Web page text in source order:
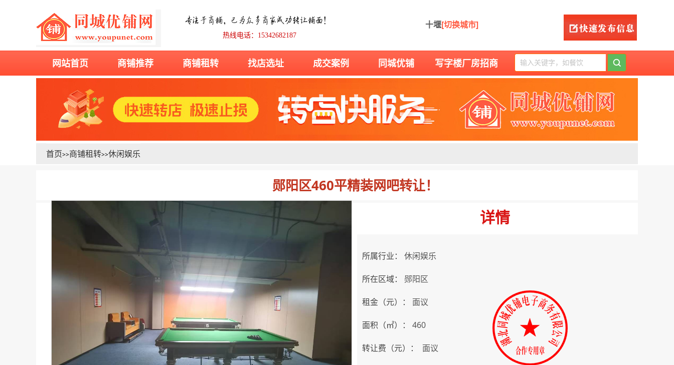
热线电话：15342682187
十堰[切换城市]
网站首页 商铺推荐 商铺租转 找店选址 成交案例 同城优铺 写字楼厂房招商
首页>>商铺租转>>休闲娱乐
郧阳区460平精装网吧转让！
详情
所属行业： 休闲娱乐
所在区域： 郧阳区
租金（元）： 面议
面积（㎡）： 460
转让费（元）： 面议